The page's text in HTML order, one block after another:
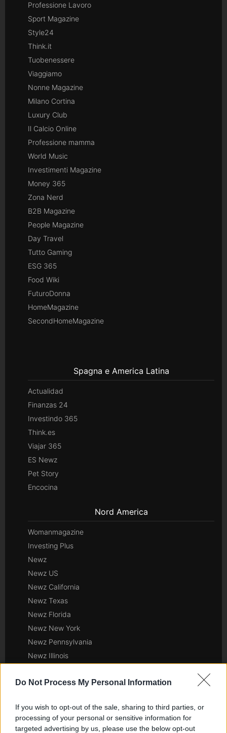
Do Not Process My Personal Information
If you wish to opt-out of the sale, sharing to third parties, or
processing of your personal or sensitive information for
targeted advertising by us, please use the below opt-out
Professione Lavoro
Sport Magazine
Style24
Think.it
Tuobenessere
Viaggiamo
Nonne Magazine
Milano Cortina
Luxury Club
Il Calcio Online
Professione mamma
World Music
Investimenti Magazine
Money 365
Zona Nerd
B2B Magazine
People Magazine
Day Travel
Tutto Gaming
ESG 365
Food Wiki
FuturoDonna
HomeMagazine
SecondHomeMagazine
Spagna e America Latina
Actualidad
Finanzas 24
Investindo 365
Think.es
Viajar 365
ES Newz
Pet Story
Encocina
Nord America
Womanmagazine
Investing Plus
Newz
Newz US
Newz California
Newz Texas
Newz Florida
Newz New York
Newz Pennsylvania
Newz Illinois
Gameland
Scoop Mag
Lgbtqia News